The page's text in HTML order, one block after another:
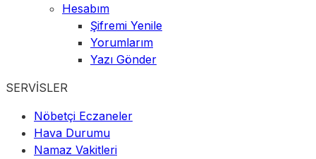
Hesabım
Şifremi Yenile
Yorumlarım
Yazı Gönder
SERVİSLER
Nöbetçi Eczaneler
Hava Durumu
Namaz Vakitleri